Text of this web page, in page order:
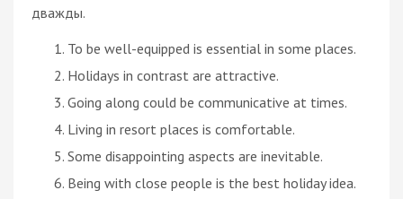
дважды.
To be well-equipped is essential in some places.
Holidays in contrast are attractive.
Going along could be communicative at times.
Living in resort places is comfortable.
Some disappointing aspects are inevitable.
Being with close people is the best holiday idea.